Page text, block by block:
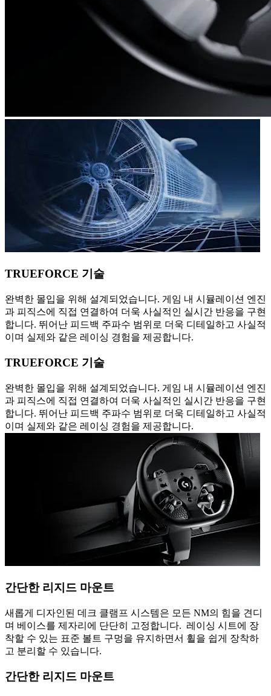
TRUEFORCE 기술
완벽한 몰입을 위해 설계되었습니다. 게임 내 시뮬레이션 엔진
과 피직스에 직접 연결하여 더욱 사실적인 실시간 반응을 구현
합니다. 뛰어난 피드백 주파수 범위로 더욱 디테일하고 사실적
이며 실제와 같은 레이싱 경험을 제공합니다.
TRUEFORCE 기술
완벽한 몰입을 위해 설계되었습니다. 게임 내 시뮬레이션 엔진
과 피직스에 직접 연결하여 더욱 사실적인 실시간 반응을 구현
합니다. 뛰어난 피드백 주파수 범위로 더욱 디테일하고 사실적
이며 실제와 같은 레이싱 경험을 제공합니다.
간단한 리지드 마운트
새롭게 디자인된 데크 클램프 시스템은 모든 NM의 힘을 견디
며 베이스를 제자리에 단단히 고정합니다. 레이싱 시트에 장
착할 수 있는 표준 볼트 구멍을 유지하면서 휠을 쉽게 장착하
고 분리할 수 있습니다.
간단한 리지드 마운트